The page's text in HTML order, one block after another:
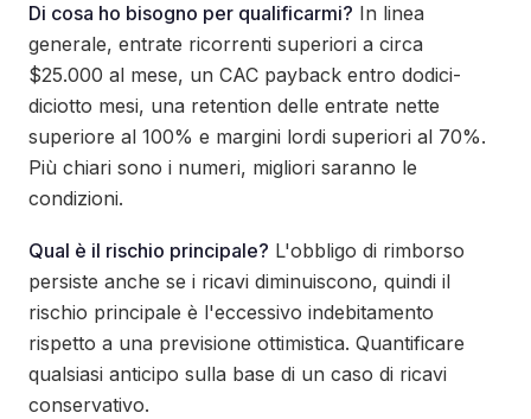
Di cosa ho bisogno per qualificarmi? In linea
generale, entrate ricorrenti superiori a circa
$25.000 al mese, un CAC payback entro dodici-
diciotto mesi, una retention delle entrate nette
superiore al 100% e margini lordi superiori al 70%.
Più chiari sono i numeri, migliori saranno le
condizioni.
Qual è il rischio principale? L'obbligo di rimborso
persiste anche se i ricavi diminuiscono, quindi il
rischio principale è l'eccessivo indebitamento
rispetto a una previsione ottimistica. Quantificare
qualsiasi anticipo sulla base di un caso di ricavi
conservativo.